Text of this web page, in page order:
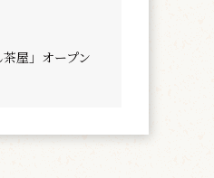
屋」オープン